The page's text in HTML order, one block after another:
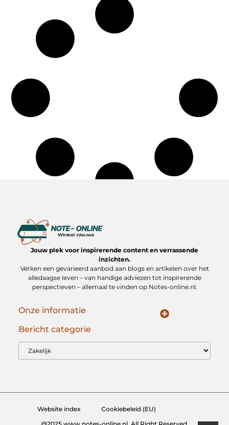
Jouw plek voor inspirerende content en verrassende
inzichten.
Verken een gevarieerd aanbod aan blogs en artikelen over het
alledaagse leven – van handige adviezen tot inspirerende
perspectieven – allemaal te vinden op Notes-online.nl.
Onze informatie
Bericht categorie
Website index
Cookiebeleid (EU)